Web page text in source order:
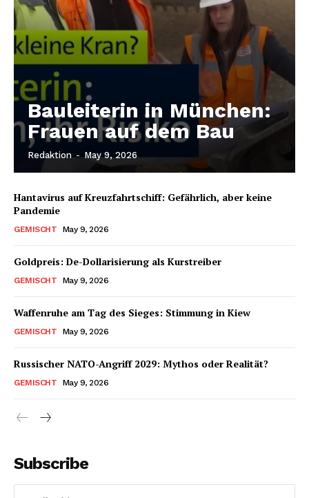
Bauleiterin in München:
Frauen auf dem Bau
Redaktion - May 9, 2026
Hantavirus auf Kreuzfahrtschiff: Gefährlich, aber keine
Pandemie
GEMISCHT May 9, 2026
Goldpreis: De-Dollarisierung als Kurstreiber
GEMISCHT May 9, 2026
Waffenruhe am Tag des Sieges: Stimmung in Kiew
GEMISCHT May 9, 2026
Russischer NATO-Angriff 2029: Mythos oder Realität?
GEMISCHT May 9, 2026
Subscribe